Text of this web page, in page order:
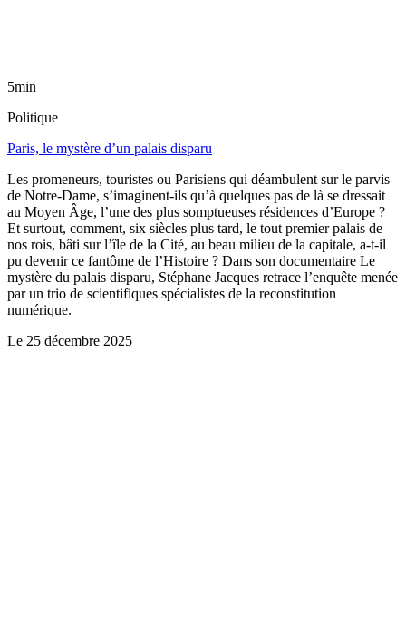
5min
Politique
Paris, le mystère d’un palais disparu
Les promeneurs, touristes ou Parisiens qui déambulent sur le parvis
de Notre-Dame, s’imaginent-ils qu’à quelques pas de là se dressait
au Moyen Âge, l’une des plus somptueuses résidences d’Europe ?
Et surtout, comment, six siècles plus tard, le tout premier palais de
nos rois, bâti sur l’île de la Cité, au beau milieu de la capitale, a-t-il
pu devenir ce fantôme de l’Histoire ? Dans son documentaire Le
mystère du palais disparu, Stéphane Jacques retrace l’enquête menée
par un trio de scientifiques spécialistes de la reconstitution
numérique.
Le 25 décembre 2025